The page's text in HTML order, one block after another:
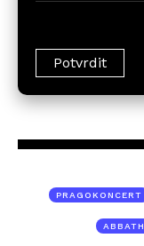
PRAGOKONCERT
ABBATH